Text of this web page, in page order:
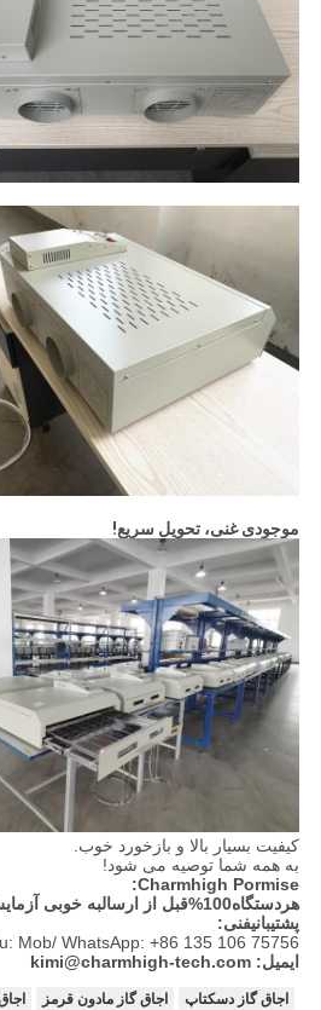
موجودی غنی، تحویل سریع!
کیفیت بسیار بالا و بازخورد خوب.
به همه شما توصیه می شود!
Charmhigh Pormise:
هردستگاه100%قبل از ارسالبه خوبی آزمایش شده است.
پشتیبانیفنی:
Mob/ WhatsApp: +86 135 106 75756
ایمیل: kimi@charmhigh-tech.com
اجاق گاز دسکتاپ اجاق گاز مادون قرمز